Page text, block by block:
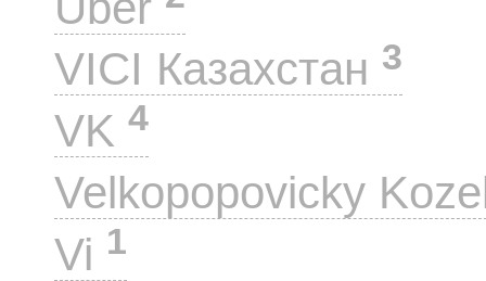
VICI Казахстан 3
VK 4
Velkopopovicky
Vi 1